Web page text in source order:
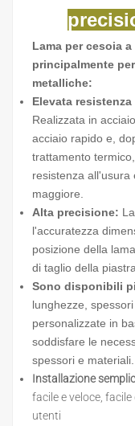
Lama per cesoia
principalmente
metalliche:
Elevata
Realizzata in
acciaio rapido e,
trattamento
resistenza all'usura
maggiore.
Alta precisione:
l'accuratezza
posizione della
di taglio della
Sono disponibili
lunghezze,
personalizzate in
soddisfare le
spessori e materiali.
Installazione
facile e veloce,
utenti